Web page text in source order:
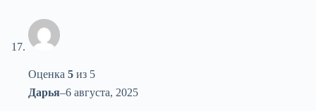
Оценка 5 из 5
Дарья–6 августа, 2025